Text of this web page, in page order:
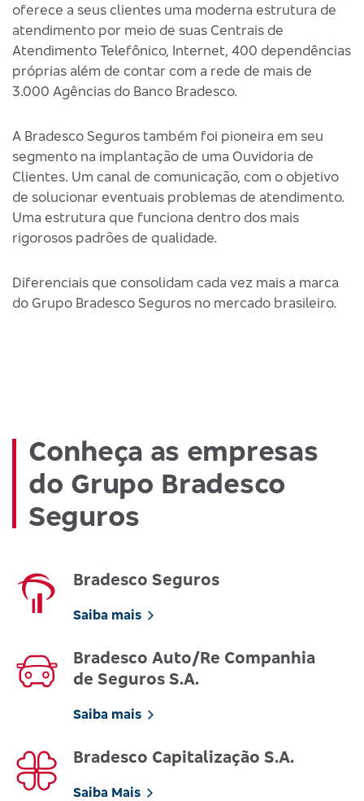
oferece a seus clientes uma moderna estrutura de
atendimento por meio de suas Centrais de
Atendimento Telefônico, Internet, 400 dependências
próprias além de contar com a rede de mais de
3.000 Agências do Banco Bradesco.
A Bradesco Seguros também foi pioneira em seu
segmento na implantação de uma Ouvidoria de
Clientes. Um canal de comunicação, com o objetivo
de solucionar eventuais problemas de atendimento.
Uma estrutura que funciona dentro dos mais
rigorosos padrões de qualidade.
Diferenciais que consolidam cada vez mais a marca
do Grupo Bradesco Seguros no mercado brasileiro.
Conheça as empresas
do Grupo Bradesco
Seguros
Bradesco Seguros
Saiba mais
Bradesco Auto/Re Companhia
de Seguros S.A.
Saiba mais
Bradesco Capitalização S.A.
Saiba Mais